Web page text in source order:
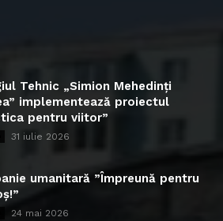
Tehnic „Simion Mehedinți
implementează proiectul
pentru viitor”
31 iulie 2026
umanitară ”Împreună pentru
24 mai 2026